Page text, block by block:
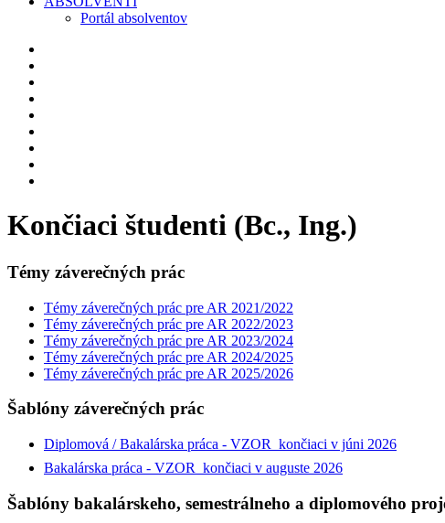
Portál absolventov
Končiaci študenti (Bc., Ing.)
Témy záverečných prác
Témy záverečných prác pre AR 2021/2022
Témy záverečných prác pre AR 2022/2023
Témy záverečných prác pre AR 2023/2024
Témy záverečných prác pre AR 2024/2025
Témy záverečných prác pre AR 2025/2026
Šablóny záverečných prác
Diplomová / Bakalárska práca - VZOR_končiaci v júni 2026
Bakalárska práca - VZOR_končiaci v auguste 2026
Šablóny bakalárskeho, semestrálneho a diplomového